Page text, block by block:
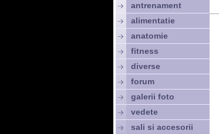
antrenament
alimentatie
anatomie
fitness
diverse
forum
galerii foto
vedete
sali si accesorii